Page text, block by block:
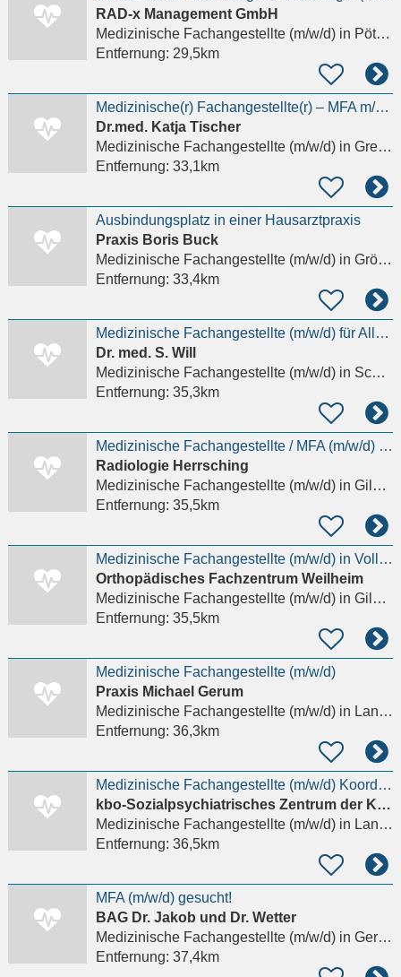
RAD-x Management GmbH
Medizinische Fachangestellte (m/w/d)in Pöttmes
Entfernung: 29,5km
Medizinische(r) Fachangestellte(r) – MFA m/w/d
Dr.med. Katja Tischer
Medizinische Fachangestellte (m/w/d)in Greifenberg
Entfernung: 33,1km
Ausbindungsplatz in einer Hausarztpraxis
Praxis Boris Buck
Medizinische Fachangestellte (m/w/d)in Gröbenzell
Entfernung: 33,4km
Medizinische Fachangestellte (m/w/d) für Allgemeinmedizin
Dr. med. S. Will
Medizinische Fachangestellte (m/w/d)in Schondorf am Ammersee
Entfernung: 35,3km
Medizinische Fachangestellte / MFA (m/w/d) Endoskopie MVZ
Radiologie Herrsching
Medizinische Fachangestellte (m/w/d)in Gilching
Entfernung: 35,5km
Medizinische Fachangestellte (m/w/d) in Vollzeit
Orthopädisches Fachzentrum Weilheim
Medizinische Fachangestellte (m/w/d)in Gilching
Entfernung: 35,5km
Medizinische Fachangestellte (m/w/d)
Praxis Michael Gerum
Medizinische Fachangestellte (m/w/d)in Landsberg am Lech
Entfernung: 36,3km
Medizinische Fachangestellte (m/w/d) Koordination Stationsäquivalente Behandlung in Landsberg am
kbo-Sozialpsychiatrisches Zentrum der Kliniken des Bezirks Oberbayern gemeinnüt
Medizinische Fachangestellte (m/w/d)in Landsberg am Lech
Entfernung: 36,5km
MFA (m/w/d) gesucht!
BAG Dr. Jakob und Dr. Wetter
Medizinische Fachangestellte (m/w/d)in Germering
Entfernung: 37,4km